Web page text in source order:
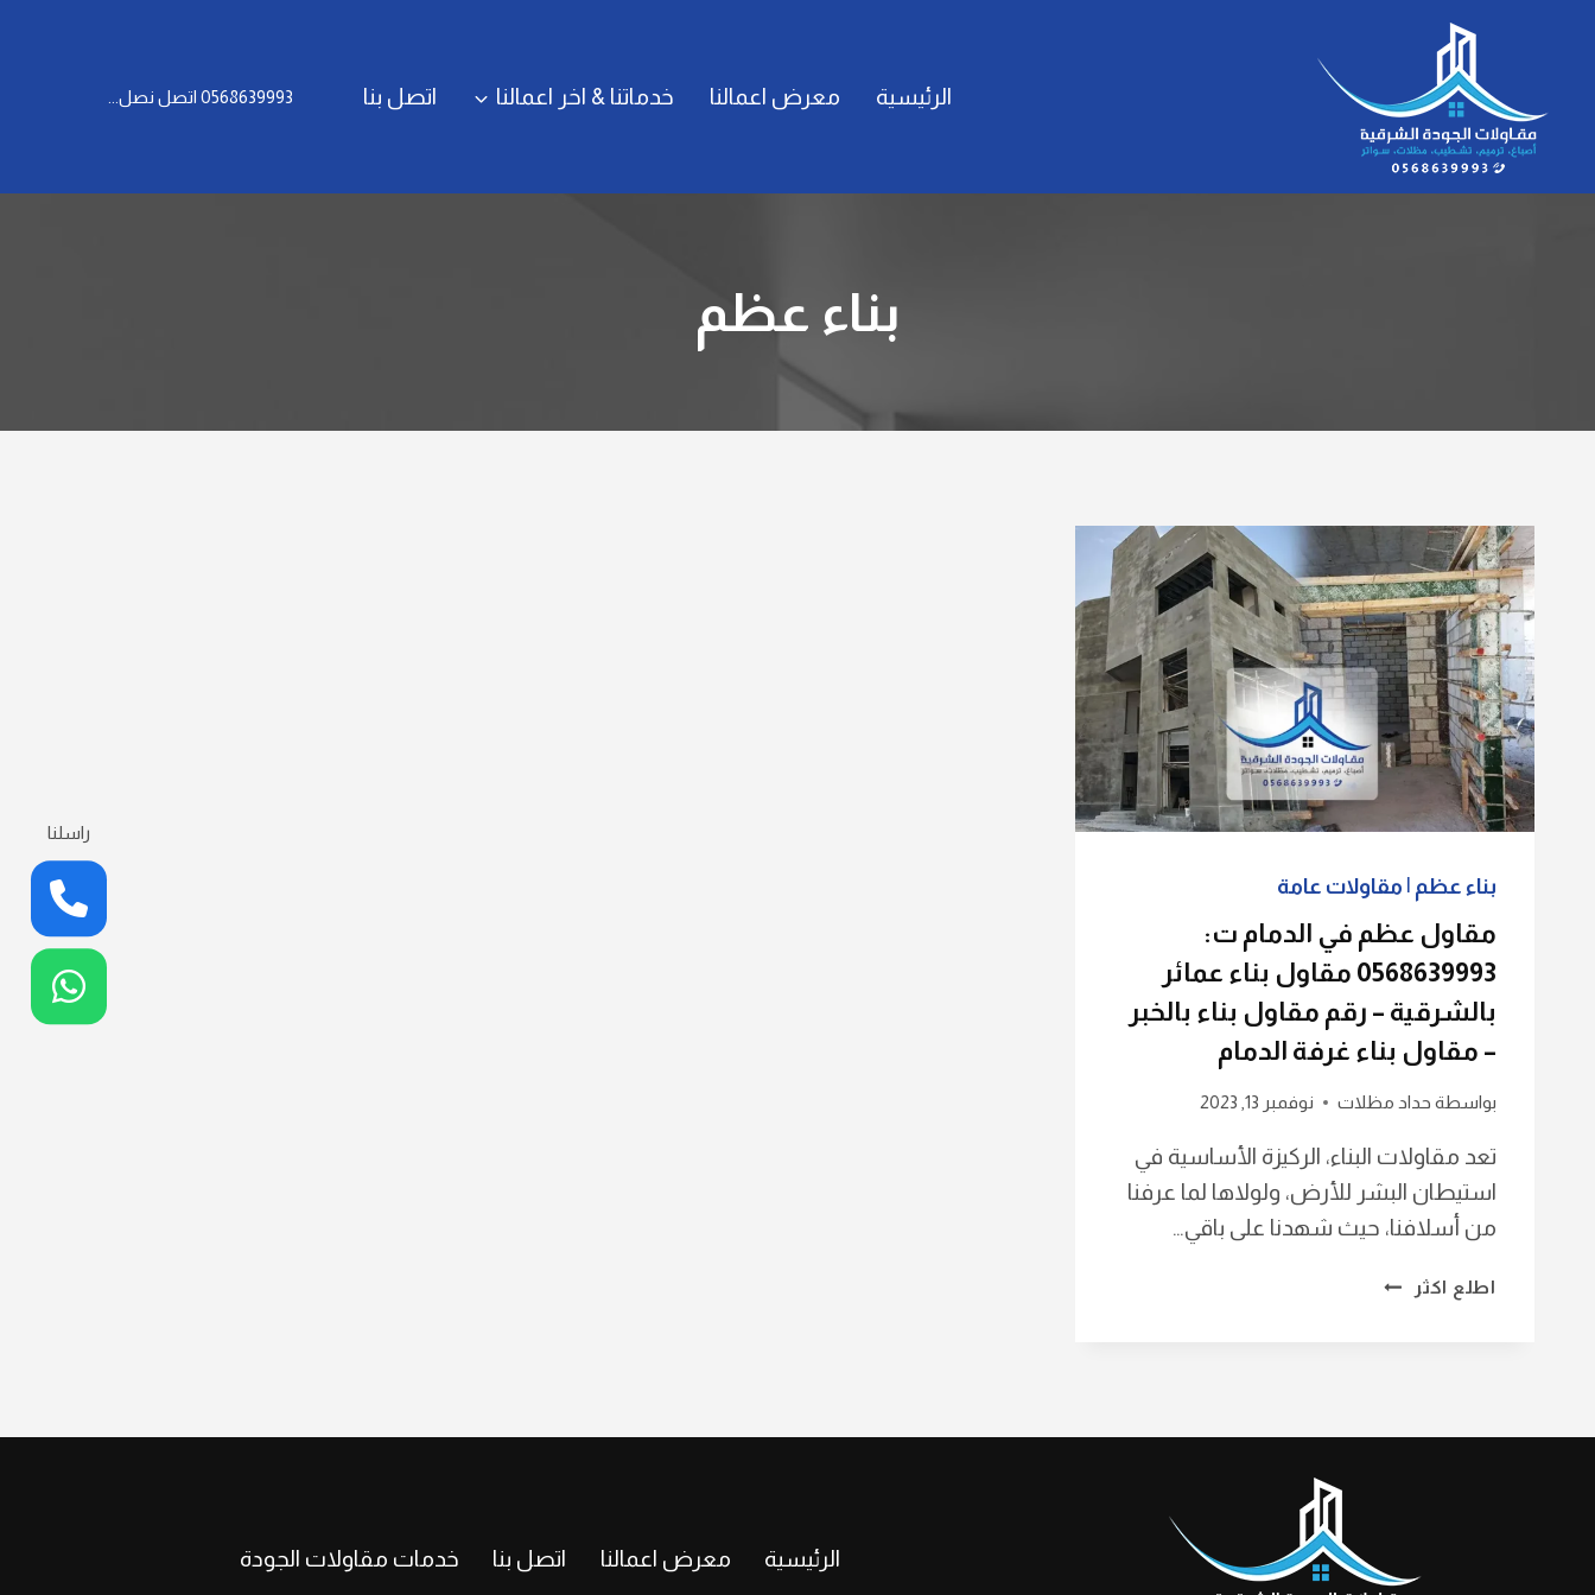
الرئيسية معرض اعمالنا خدماتنا & اخر اعمالنا اتصل بنا 0568639993 اتصل نصل...
بناء عظم
بناء عظم | مقاولات عامة
مقاول عظم في الدمام ت:
0568639993 مقاول بناء عمائر
بالشرقية – رقم مقاول بناء بالخبر
– مقاول بناء غرفة الدمام
بواسطة حداد مظلات نوفمبر 13, 2023
تعد مقاولات البناء، الركيزة الأساسية في
استيطان البشر للأرض، ولولاها لما عرفنا
من أسلافنا، حيث شهدنا على باقي…
اطلع اكثر
مقاول
بالشرقية
الرئيسية معرض اعمالنا اتصل بنا خدمات مقاولات الجودة
راسلنا